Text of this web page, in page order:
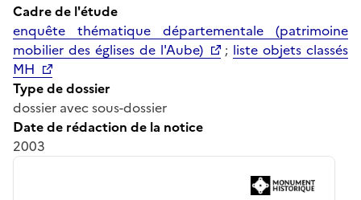
Cadre de l'étude
enquête thématique départementale (patrimoine
mobilier des églises de l'Aube)
; liste objets classés
MH
Type de dossier
dossier avec sous-dossier
Date de rédaction de la notice
2003